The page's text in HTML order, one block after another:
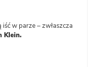
w parze – zwłaszcza
Klein.